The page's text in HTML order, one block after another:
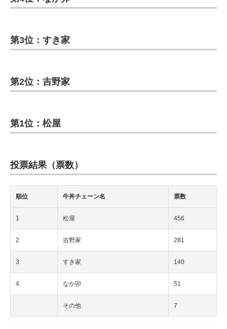
第3位：すき家
第2位：吉野家
第1位：松屋
投票結果（票数）
順位 牛丼チェーン名 票数
1 松屋 456
2 吉野家 281
3 すき家 140
4 なか卯 51
その他 7